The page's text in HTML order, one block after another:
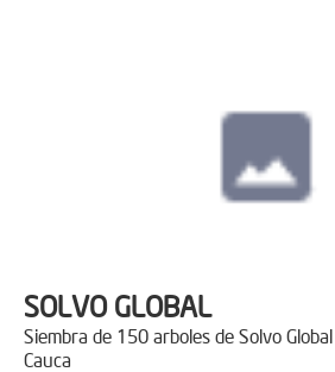
SOLVO GLOBAL
Siembra de 150 arboles de Solvo
Cauca